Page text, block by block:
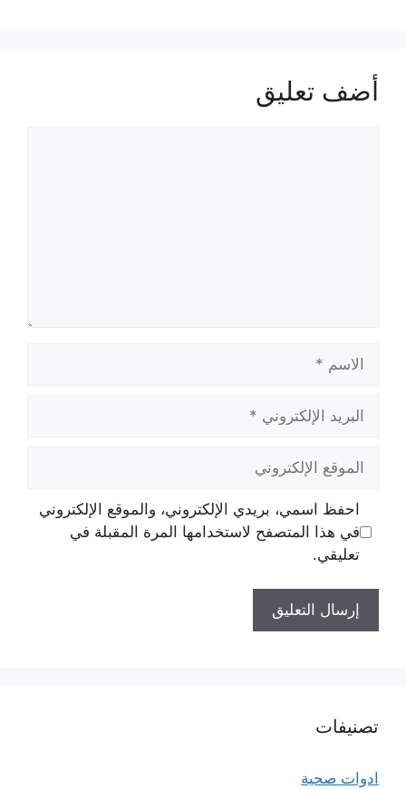
أضف تعليق
الإلكتروني
الإلكتروني
احفظ اسمي، بريدي الإلكتروني، والموقع الإلكتروني
في هذا المتصفح لاستخدامها المرة المقبلة في
تعليقي.
تصنيفات
ادوات صحية